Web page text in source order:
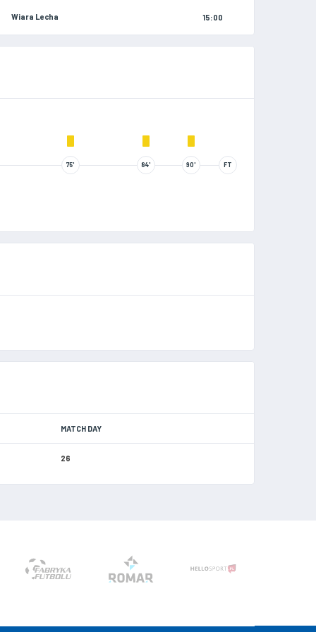
Wiara Lecha 15:00
75' 84' 90' FT
MATCH DAY
26